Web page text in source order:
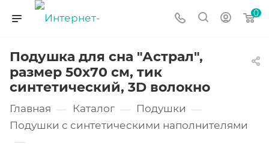
0
Подушка для сна "Астрал",
размер 50х70 см, тик
синтетический, 3D волокно
Главная — Каталог — Подушки —
Подушки с синтетическими наполнителями
—